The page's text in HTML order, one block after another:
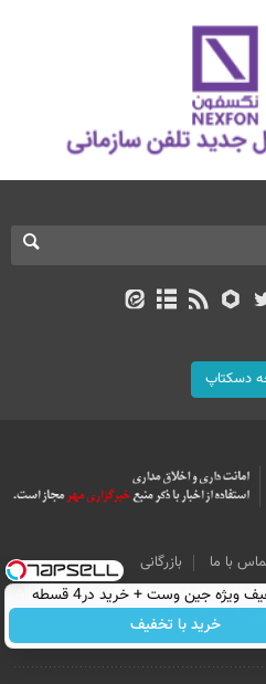
دسکتاپ
با ما
بازرگانی
All Content by Mehr News Agency is
Attribution 4.0
خرید با تخفیف